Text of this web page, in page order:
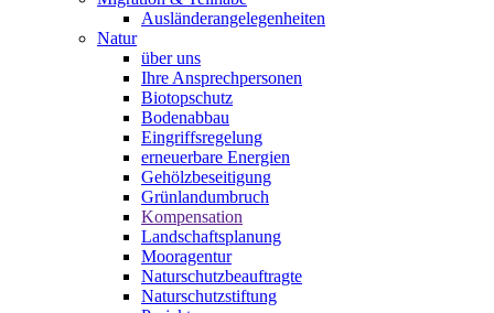
Ausländerangelegenheiten
Natur
über uns
Ihre Ansprechpersonen
Biotopschutz
Bodenabbau
Eingriffsregelung
erneuerbare Energien
Gehölzbeseitigung
Grünlandumbruch
Kompensation
Landschaftsplanung
Mooragentur
Naturschutzbeauftragte
Naturschutzstiftung